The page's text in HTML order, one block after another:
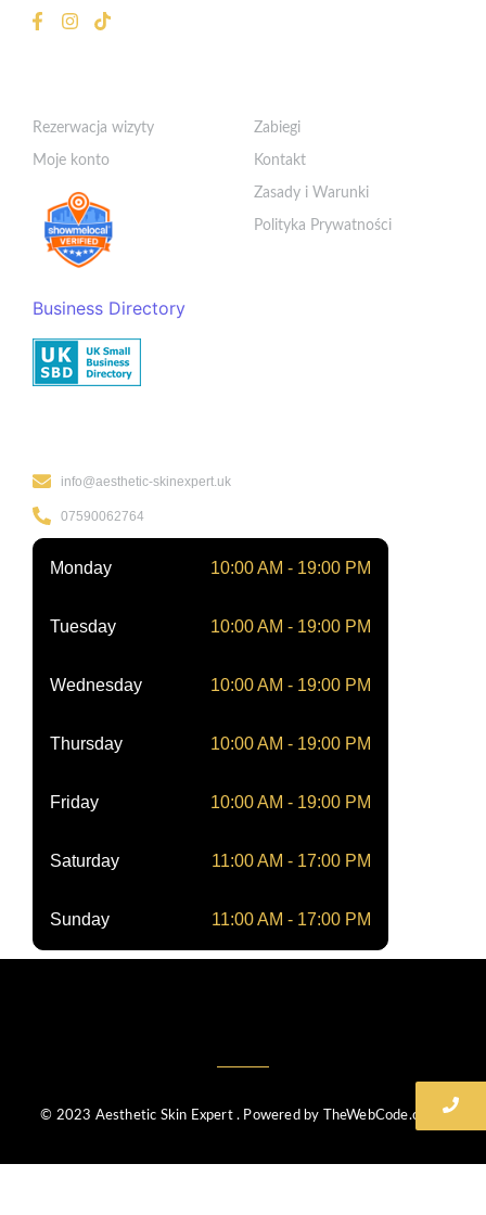
Rezerwacja wizyty
Moje konto
Business Directory
Zabiegi
Kontakt
Zasady i Warunki
Polityka Prywatności
info@aesthetic-skinexpert.uk
07590062764
Monday 10:00 AM - 19:00 PM
Tuesday 10:00 AM - 19:00 PM
Wednesday 10:00 AM - 19:00 PM
Thursday 10:00 AM - 19:00 PM
Friday 10:00 AM - 19:00 PM
Saturday 11:00 AM - 17:00 PM
Sunday 11:00 AM - 17:00 PM
© 2023 Aesthetic Skin Expert . Powered by TheWebCode.co.uk